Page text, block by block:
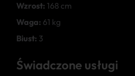
Wzrost: 168 cm
Waga: 61 kg
Biust: 3
Świadczone usługi